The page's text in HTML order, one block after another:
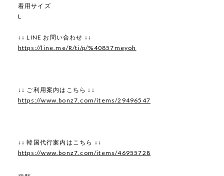
着用サイズ
L
↓↓ LINE お問い合わせ ↓↓
https://line.me/R/ti/p/%40857meyoh
↓↓ ご利用案内はこちら ↓↓
https://www.bonz7.com/items/29496547
↓↓ 韓国代行案内はこちら ↓↓
https://www.bonz7.com/items/46955728